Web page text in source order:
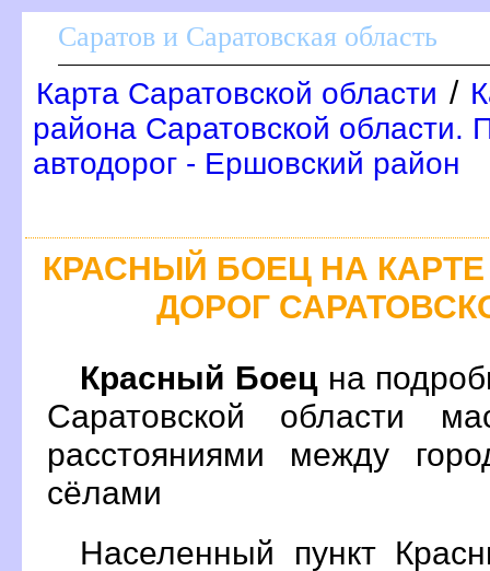
Саратов и Саратовская область
Карта Саратовской области /
района Саратовской области.
автодорог - Ершовский район
КРАСНЫЙ БОЕЦ НА
ДОРОГ
Красный Боецна
Саратовской области
расстояниями между
сёлами
Населенный пункт